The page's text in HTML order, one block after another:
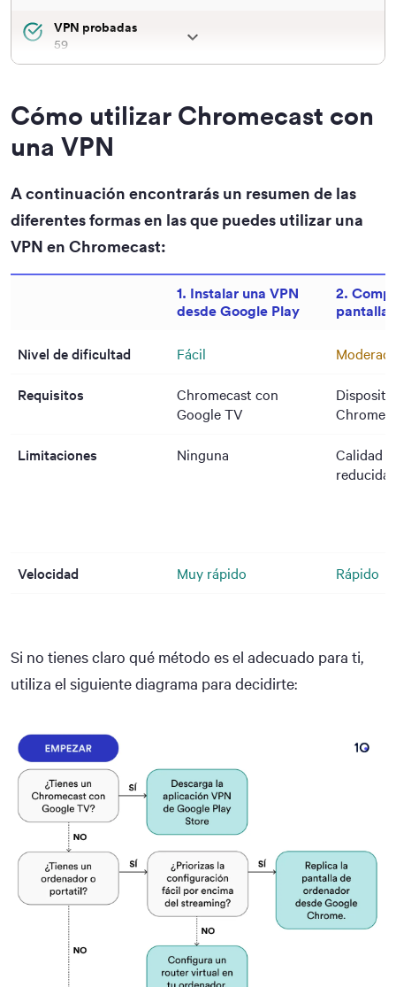
VPN probadas
59
Dispositivos de pruebas
Chromecast with Google TV y Chromecast Ultra
Cómo utilizar Chromecast con
una VPN
A continuación encontrarás un resumen de las
diferentes formas en las que puedes utilizar una
VPN en Chromecast:
1. Instalar una VPN
desde Google Play
2.
pantalla
Nivel de dificultad Fácil
Requisitos
Chromecast con
Google TV
Limitaciones Ninguna
Calidad
reducida
Velocidad Muy rápido Rápido
Si no tienes claro qué método es el adecuado para ti,
utiliza el siguiente diagrama para decidirte: